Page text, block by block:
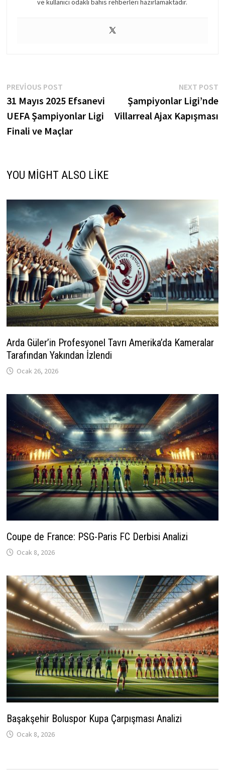
ve kullanıcı odaklı bahis rehberleri hazırlamaktadır.
Yazı
gezinmesi
PREVIOUS POSTPrevious
post:
31 Mayıs 2025 Efsanevi
UEFA Şampiyonlar Ligi
Finali ve Maçlar
NEXT POST
Şampiyonlar Ligi’nde
Villarreal Ajax Kapışması
YOU MIGHT ALSO LIKE
Arda Güler’in Profesyonel Tavrı Amerika’da Kameralar
Tarafından Yakından İzlendi
Ocak 26, 2026
Coupe de France: PSG-Paris FC Derbisi Analizi
Ocak 8, 2026
Başakşehir Boluspor Kupa Çarpışması Analizi
Ocak 8, 2026